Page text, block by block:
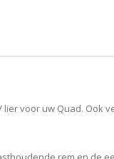
lier voor uw Quad. Ook